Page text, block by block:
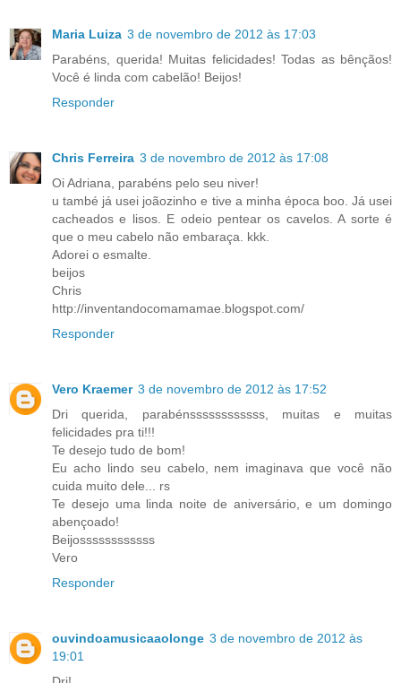
Maria Luiza 3 de novembro de 2012 às 17:03
Parabéns, querida! Muitas felicidades! Todas as bênçãos!
Você é linda com cabelão! Beijos!
Responder
Chris Ferreira 3 de novembro de 2012 às 17:08
Oi Adriana, parabéns pelo seu niver!
u també já usei joãozinho e tive a minha época boo. Já usei
cacheados e lisos. E odeio pentear os cavelos. A sorte é
que o meu cabelo não embaraça. kkk.
Adorei o esmalte.
beijos
Chris
http://inventandocomamamae.blogspot.com/
Responder
Vero Kraemer 3 de novembro de 2012 às 17:52
Dri querida, parabénssssssssssss, muitas e muitas
felicidades pra ti!!!
Te desejo tudo de bom!
Eu acho lindo seu cabelo, nem imaginava que você não
cuida muito dele... rs
Te desejo uma linda noite de aniversário, e um domingo
abençoado!
Beijossssssssssss
Vero
Responder
ouvindoamusicaaolonge 3 de novembro de 2012 às
19:01